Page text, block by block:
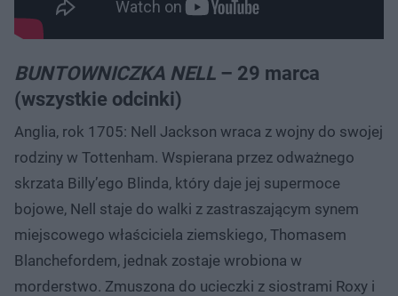
BUNTOWNICZKA NELL – 29 marca
(wszystkie odcinki)
Anglia, rok 1705: Nell Jackson wraca z wojny do swojej
rodziny w Tottenham. Wspierana przez odważnego
skrzata Billy’ego Blinda, który daje jej supermoce
bojowe, Nell staje do walki z zastraszającym synem
miejscowego właściciela ziemskiego, Thomasem
Blanchefordem, jednak zostaje wrobiona w
morderstwo. Zmuszona do ucieczki z siostrami Roxy i